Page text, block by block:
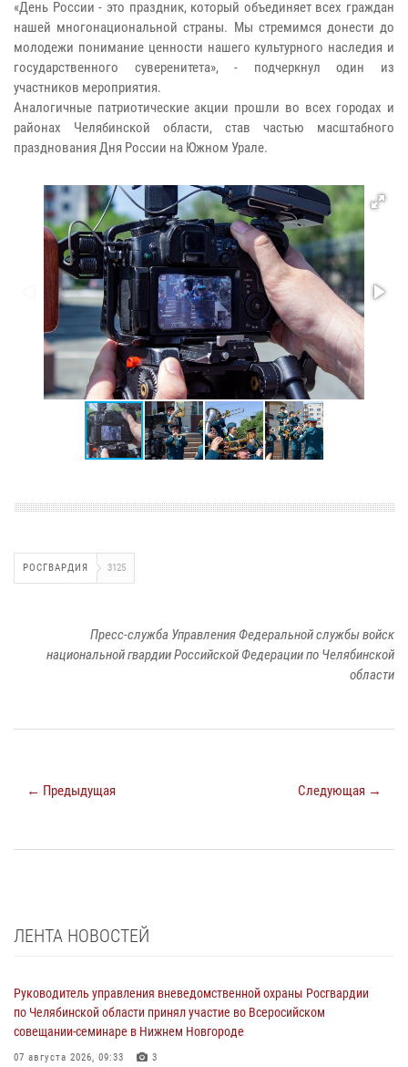
«День России - это праздник, который объединяет всех граждан
нашей многонациональной страны. Мы стремимся донести до
молодежи понимание ценности нашего культурного наследия и
государственного суверенитета», - подчеркнул один из
участников мероприятия.
Аналогичные патриотические акции прошли во всех городах и
районах Челябинской области, став частью масштабного
празднования Дня России на Южном Урале.
РОСГВАРДИЯ 3125
Пресс-служба Управления Федеральной службы войск
национальной гвардии Российской Федерации по Челябинской
области
← Предыдущая Следующая →
ЛЕНТА НОВОСТЕЙ
Руководитель управления вневедомственной охраны Росгвардии
по Челябинской области принял участие во Всеросийском
совещании-семинаре в Нижнем Новгороде
07 августа 2026, 09:33 3